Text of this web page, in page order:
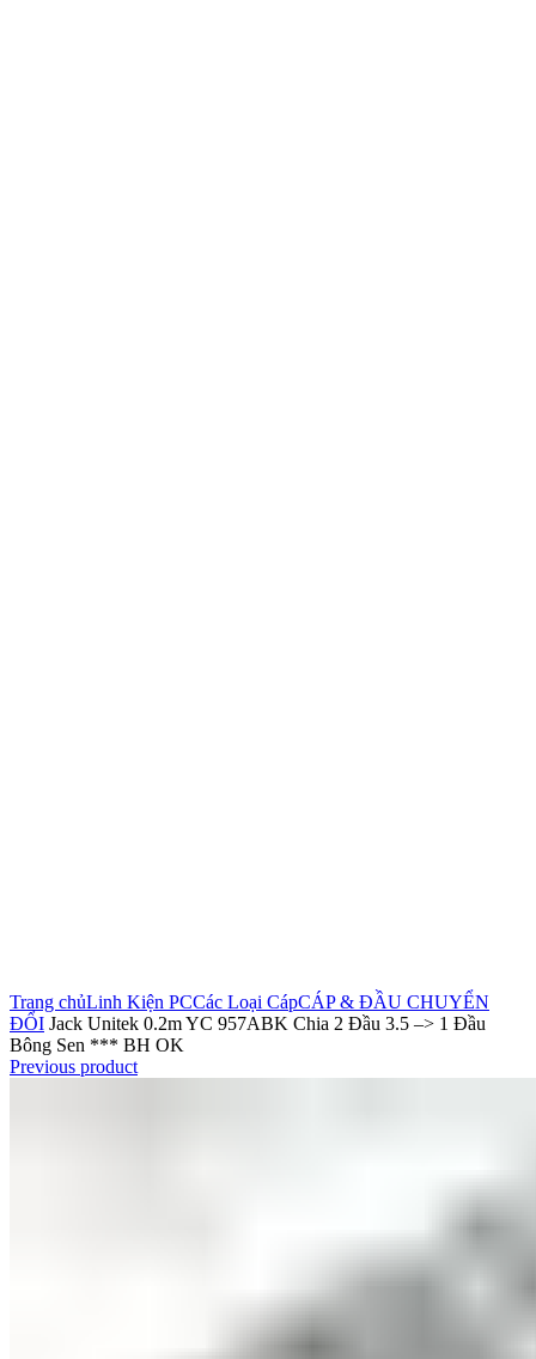
Trang chủLinh Kiện PCCác Loại CápCÁP & ĐẦU CHUYỂN
ĐỔI Jack Unitek 0.2m YC 957ABK Chia 2 Đầu 3.5 –> 1 Đầu
Bông Sen *** BH OK
Previous product